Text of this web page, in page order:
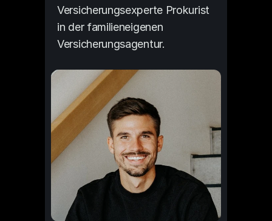
Versicherungsexperte Prokurist
in der familieneigenen
Versicherungsagentur.